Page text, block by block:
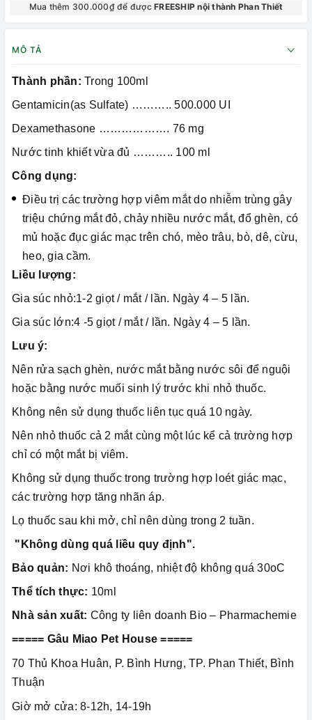
Mua thêm 300.000₫ để đượcFREESHIP nội thành Phan Thiết
MÔ TẢ
Thành phần: Trong 100ml
Gentamicin(as Sulfate) ……….. 500.000 UI
Dexamethasone ………………. 76 mg
Nước tinh khiết vừa đủ ……….. 100 ml
Công dụng:
Điều trị các trường hợp viêm mắt do nhiễm trùng gây
triệu chứng mắt đỏ, chảy nhiều nước mắt, đổ ghèn, có
mủ hoặc đục giác mạc trên chó, mèo trâu, bò, dê, cừu,
heo, gia cầm.
Liều lượng:
Gia súc nhỏ:1-2 giọt / mắt / lần. Ngày 4 – 5 lần.
Gia súc lớn:4 -5 giọt / mắt / lần. Ngày 4 – 5 lần.
Lưu ý:
Nên rửa sạch ghèn, nước mắt bằng nước sôi để nguội
hoặc bằng nước muối sinh lý trước khi nhỏ thuốc.
Không nên sử dụng thuốc liên tục quá 10 ngày.
Nên nhỏ thuốc cả 2 mắt cùng một lúc kể cả trường hợp
chỉ có một mắt bị viêm.
Không sử dụng thuốc trong trường hợp loét giác mạc,
các trường hợp tăng nhãn áp.
Lọ thuốc sau khi mở, chỉ nên dùng trong 2 tuần.
"Không dùng quá liều quy định".
Bảo quản: Nơi khô thoáng, nhiệt độ không quá 30oC
Thể tích thực: 10ml
Nhà sản xuất: Công ty liên doanh Bio – Pharmachemie
===== Gâu Miao Pet House =====
70 Thủ Khoa Huân, P. Bình Hưng, TP. Phan Thiết, Bình
Thuận
Giờ mở cửa: 8-12h, 14-19h